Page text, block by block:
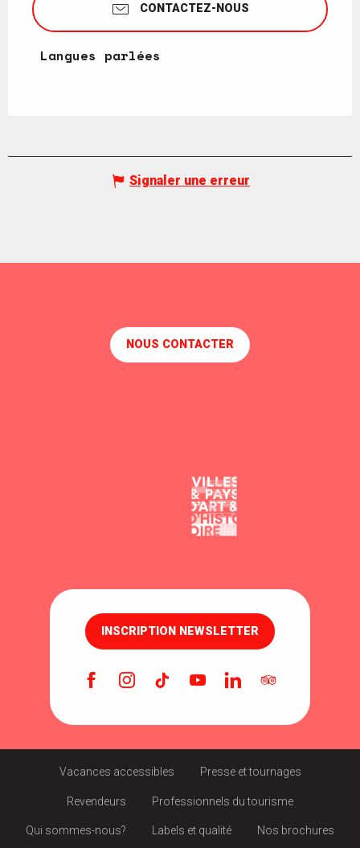
CONTACTEZ-NOUS
Langues parlées
Langues parlées
Signaler une erreur
NOUS CONTACTER
INSCRIPTION NEWSLETTER
Vacances accessibles Presse et tournages
Revendeurs Professionnels du tourisme
Qui sommes-nous? Labels et qualité Nos brochures